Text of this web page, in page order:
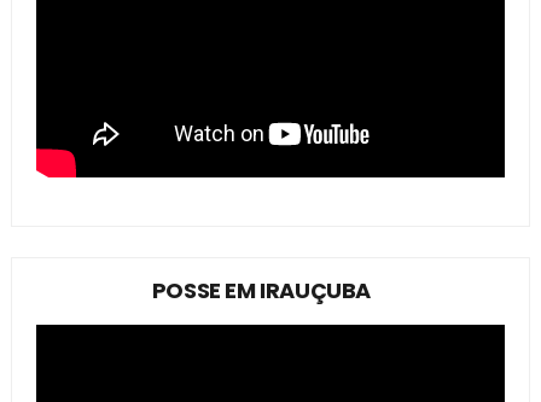
POSSE EM IRAUÇUBA